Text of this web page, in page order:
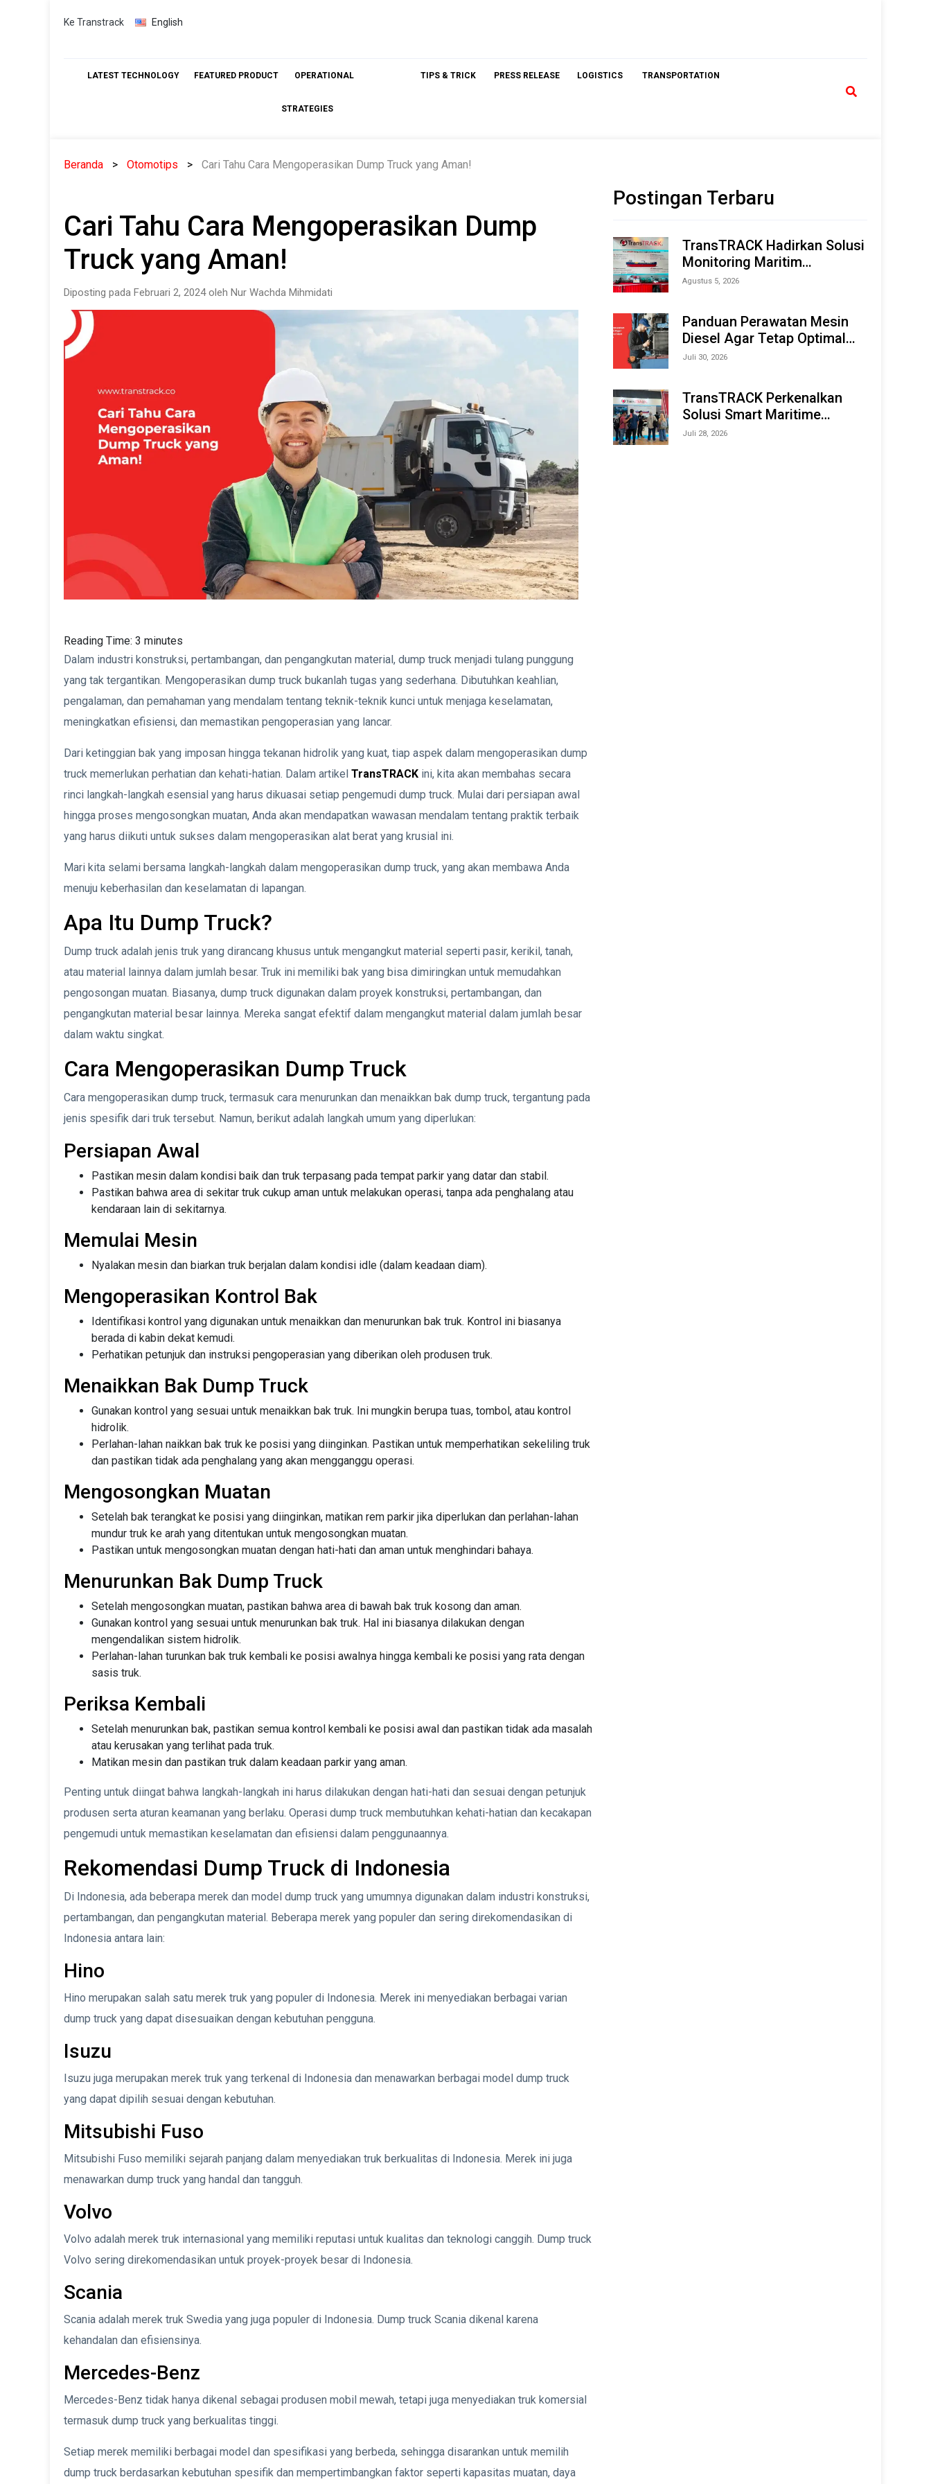
Skip
Ke Transtrack English
LATEST TECHNOLOGY FEATURED PRODUCT OPERATIONAL
STRATEGIES
TIPS & TRICK PRESS RELEASE LOGISTICS TRANSPORTATION
Beranda Otomotips Cari Tahu Cara Mengoperasikan Dump Truck yang Aman!
Cari Tahu Cara Mengoperasikan Dump
Truck yang Aman!
Diposting pada Februari 2, 2024 oleh Nur Wachda Mihmidati
Reading Time: 3 minutes
Dalam industri konstruksi, pertambangan, dan pengangkutan material, dump truck menjadi tulang punggung
yang tak tergantikan. Mengoperasikan dump truck bukanlah tugas yang sederhana. Dibutuhkan keahlian,
pengalaman, dan pemahaman yang mendalam tentang teknik-teknik kunci untuk menjaga keselamatan,
meningkatkan efisiensi, dan memastikan pengoperasian yang lancar.
Dari ketinggian bak yang imposan hingga tekanan hidrolik yang kuat, tiap aspek dalam mengoperasikan dump
truck memerlukan perhatian dan kehati-hatian. Dalam artikel TransTRACK ini, kita akan membahas secara
rinci langkah-langkah esensial yang harus dikuasai setiap pengemudi dump truck. Mulai dari persiapan awal
hingga proses mengosongkan muatan, Anda akan mendapatkan wawasan mendalam tentang praktik terbaik
yang harus diikuti untuk sukses dalam mengoperasikan alat berat yang krusial ini.
Mari kita selami bersama langkah-langkah dalam mengoperasikan dump truck, yang akan membawa Anda
menuju keberhasilan dan keselamatan di lapangan.
Apa Itu Dump Truck?
Dump truck adalah jenis truk yang dirancang khusus untuk mengangkut material seperti pasir, kerikil, tanah,
atau material lainnya dalam jumlah besar. Truk ini memiliki bak yang bisa dimiringkan untuk memudahkan
pengosongan muatan. Biasanya, dump truck digunakan dalam proyek konstruksi, pertambangan, dan
pengangkutan material besar lainnya. Mereka sangat efektif dalam mengangkut material dalam jumlah besar
dalam waktu singkat.
Cara Mengoperasikan Dump Truck
Cara mengoperasikan dump truck, termasuk cara menurunkan dan menaikkan bak dump truck, tergantung pada
jenis spesifik dari truk tersebut. Namun, berikut adalah langkah umum yang diperlukan:
Persiapan Awal
Pastikan mesin dalam kondisi baik dan truk terpasang pada tempat parkir yang datar dan stabil.
Pastikan bahwa area di sekitar truk cukup aman untuk melakukan operasi, tanpa ada penghalang atau
kendaraan lain di sekitarnya.
Memulai Mesin
Nyalakan mesin dan biarkan truk berjalan dalam kondisi idle (dalam keadaan diam).
Mengoperasikan Kontrol Bak
Identifikasi kontrol yang digunakan untuk menaikkan dan menurunkan bak truk. Kontrol ini biasanya
berada di kabin dekat kemudi.
Perhatikan petunjuk dan instruksi pengoperasian yang diberikan oleh produsen truk.
Menaikkan Bak Dump Truck
Gunakan kontrol yang sesuai untuk menaikkan bak truk. Ini mungkin berupa tuas, tombol, atau kontrol
hidrolik.
Perlahan-lahan naikkan bak truk ke posisi yang diinginkan. Pastikan untuk memperhatikan sekeliling truk
dan pastikan tidak ada penghalang yang akan mengganggu operasi.
Mengosongkan Muatan
Setelah bak terangkat ke posisi yang diinginkan, matikan rem parkir jika diperlukan dan perlahan-lahan
mundur truk ke arah yang ditentukan untuk mengosongkan muatan.
Pastikan untuk mengosongkan muatan dengan hati-hati dan aman untuk menghindari bahaya.
Menurunkan Bak Dump Truck
Setelah mengosongkan muatan, pastikan bahwa area di bawah bak truk kosong dan aman.
Gunakan kontrol yang sesuai untuk menurunkan bak truk. Hal ini biasanya dilakukan dengan
mengendalikan sistem hidrolik.
Perlahan-lahan turunkan bak truk kembali ke posisi awalnya hingga kembali ke posisi yang rata dengan
sasis truk.
Periksa Kembali
Setelah menurunkan bak, pastikan semua kontrol kembali ke posisi awal dan pastikan tidak ada masalah
atau kerusakan yang terlihat pada truk.
Matikan mesin dan pastikan truk dalam keadaan parkir yang aman.
Penting untuk diingat bahwa langkah-langkah ini harus dilakukan dengan hati-hati dan sesuai dengan petunjuk
produsen serta aturan keamanan yang berlaku. Operasi dump truck membutuhkan kehati-hatian dan kecakapan
pengemudi untuk memastikan keselamatan dan efisiensi dalam penggunaannya.
Rekomendasi Dump Truck di Indonesia
Di Indonesia, ada beberapa merek dan model dump truck yang umumnya digunakan dalam industri konstruksi,
pertambangan, dan pengangkutan material. Beberapa merek yang populer dan sering direkomendasikan di
Indonesia antara lain:
Hino
Hino merupakan salah satu merek truk yang populer di Indonesia. Merek ini menyediakan berbagai varian
dump truck yang dapat disesuaikan dengan kebutuhan pengguna.
Isuzu
Isuzu juga merupakan merek truk yang terkenal di Indonesia dan menawarkan berbagai model dump truck
yang dapat dipilih sesuai dengan kebutuhan.
Mitsubishi Fuso
Mitsubishi Fuso memiliki sejarah panjang dalam menyediakan truk berkualitas di Indonesia. Merek ini juga
menawarkan dump truck yang handal dan tangguh.
Volvo
Volvo adalah merek truk internasional yang memiliki reputasi untuk kualitas dan teknologi canggih. Dump truck
Volvo sering direkomendasikan untuk proyek-proyek besar di Indonesia.
Scania
Scania adalah merek truk Swedia yang juga populer di Indonesia. Dump truck Scania dikenal karena
kehandalan dan efisiensinya.
Mercedes-Benz
Mercedes-Benz tidak hanya dikenal sebagai produsen mobil mewah, tetapi juga menyediakan truk komersial
termasuk dump truck yang berkualitas tinggi.
Setiap merek memiliki berbagai model dan spesifikasi yang berbeda, sehingga disarankan untuk memilih
dump truck berdasarkan kebutuhan spesifik dan mempertimbangkan faktor seperti kapasitas muatan, daya
Postingan Terbaru
TransTRACK Hadirkan Solusi
Monitoring Maritim
Terintegrasi Berbasis AI &
Offshore Expo (IMOX) 2026
Agustus 5, 2026
Panduan Perawatan Mesin
Diesel Agar Tetap Optimal
dan Tahan Lama
Juli 30, 2026
TransTRACK Perkenalkan
Solusi Smart Maritime
Monitoring Berbasis AI dan
Juli 28, 2026